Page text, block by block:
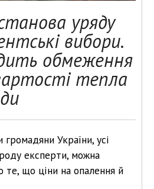
уряду
вибори.
обмеження
тепла
України, усі
експерти, можна
те, що ціни на опалення й